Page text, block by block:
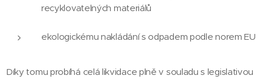
recyklovatelných materiálů
ekologickému nakládání s odpadem podle norem EU
Díky tomu probíhá celá likvidace plně v souladu s legislativou